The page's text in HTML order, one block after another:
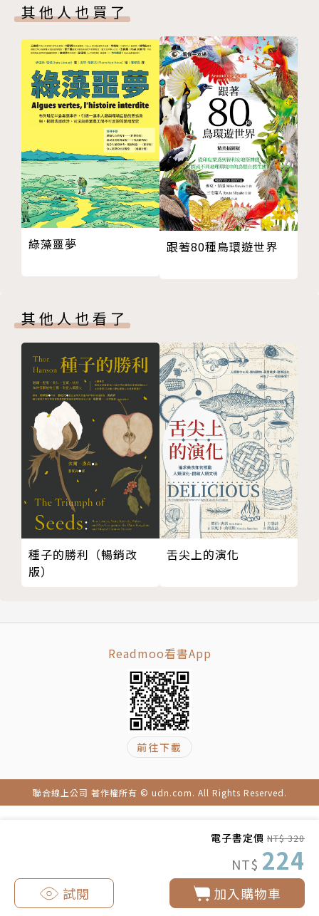
電子書定價 NT$ 320
NT$ 224
加入購物車
試閱
也豐富了對自身人體的知識。
「人類基因中天生存在兩種渴望，一個是下海，一個是
上天。下海，是對生命源點的尋蹤；上天，則是對未來
的渴求。我們未被賦予翅膀和鰓，於是，科學帶我們翱
翔天際，深潛海底。一起Dizzy In Science。」──S
作者簡介
SME
知名科普自媒體（SME科技故事），知乎科普大V。S
聊聊科學家，挖挖科學史、發掘一下科技背後的故事。
溫度。
SME曾打造了〈海洋哺乳動物怎麼喝奶？〉、〈清朝
科學家論文發上Nature〉、〈王者之病――痛風〉、〈耳
屎的祕密〉、〈中國吃貨解決不了生物入侵〉、〈現在
的陸生動物為什麼沒有恐龍大？〉等多篇人氣文章。
2016年度被網易新聞平台評為「最有態度自媒體」；2
017年度榮獲「廣州科普貢獻二等獎」，同年獲得今日
頭條優質圖文「青雲計畫」獎項；2018年入選騰訊「2
018年度最具影響力科學新媒體TOP10」名單；2019
年獲稱「中國科普博覽最佳媒體合作伙伴」。著有：
生的煎熬？
第八章 為什麼男性脆弱的睪丸要懸掛在體外？
第九章 不愛吃「苦」？你可能已經贏在起跑線上了
第十章 讓女性受盡了折磨的「肚子疼」，究竟有什麼
終極演化意義？
第十一章 人體有哪些有意思的進化殘留？
第十二章 「醜爆了」？不，它們才是祖先稱霸雪原的
必備硬體
第十三章 原來人眼不過是「瑕疵品」？
第十四章 為什麼人類有46條染色體，猩猩卻有48
條？
第十五章 「愛上」這群笨蛋的人類祖先，給現代人留
下了一個遺傳病「大禮包」
撒謊？
第二章 如何科學地討論一個人的顏值高低？
第三章 對一些人來說，「只有半個大腦」反而活得更
第四章 為什麼我們看什麼都是臉？可能是信了大腦的
第五章 看著這些圖像在眼前憑空消失，你的大腦為何
還相信眼見為實？
第六章 幻肢、戀足背後的科學奧祕，這些問題大腦都
有解釋
第七章 裂腦人擁有兩個獨立的意識嗎？
第三篇──神祕的人體：萬萬沒想到的人體冷知識
第一章 有什麼驚悚的神祕現象，能用現代醫學來解
釋？
第四章 掰手指一時爽，一直掰，得「諾獎」
第五章 為什麼貴為大英王子，卻長出了最受鄙視的
第六章 在母親體內迷路數十年，有些胎兒打算永遠長
第八章 孕婦終極悖論：止不住的孕吐，吐掉的卻是給
胎兒的營養
第九章 在歷史上，有什麼教科書級別的謠言？
第十章 「一個鼻孔出氣」的證據，連你的鼻孔都是輪
第十一章 無人能打破的世界紀錄，身高2.72公尺，
巨人的背後盡是憂傷
其他人也買了
綠藻噩夢 跟著80種鳥環遊世界
其他人也看了
種子的勝利（暢銷改
版）
舌尖上的演化
Readmoo看書App
前往下載
聯合線上公司 著作權所有 © udn.com. All Rights Reserved.